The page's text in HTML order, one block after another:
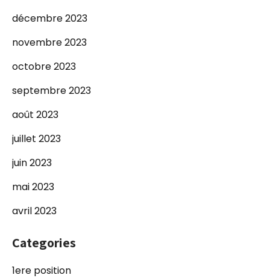
décembre 2023
novembre 2023
octobre 2023
septembre 2023
août 2023
juillet 2023
juin 2023
mai 2023
avril 2023
Categories
1ere position